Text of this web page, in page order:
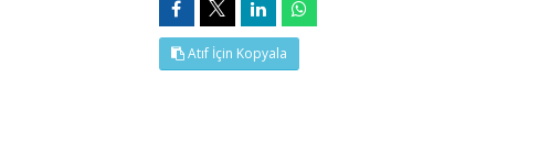
Atıf İçin Kopyala